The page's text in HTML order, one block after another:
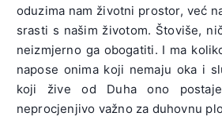
oduzima nam životni prostor, već
srasti s našim životom. Štoviše,
neizmjerno ga obogatiti. I ma
napose onima koji nemaju oka i
koji žive od Duha ono
neprocjenjivo važno za duhovnu